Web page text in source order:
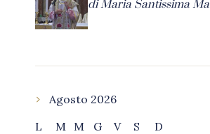
di Maria Santissima
Agosto 2026
L
M M G V S
D